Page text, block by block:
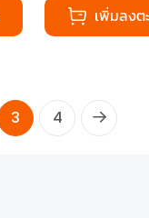
เพิ่มลงต
3 4